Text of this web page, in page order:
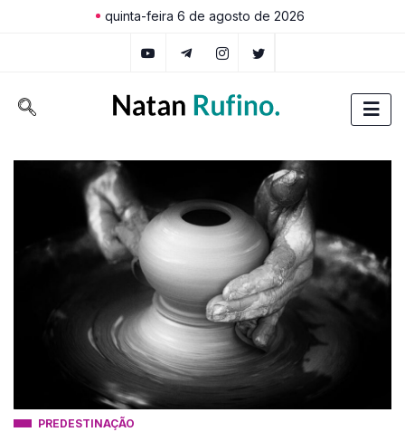
quinta-feira 6 de agosto de 2026
PREDESTINAÇÃO